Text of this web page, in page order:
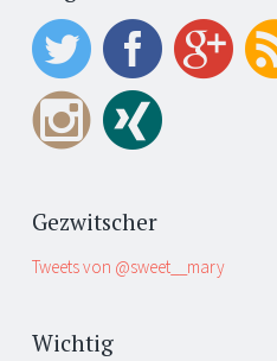
Gezwitscher
Tweets von @sweet__mary
Wichtig